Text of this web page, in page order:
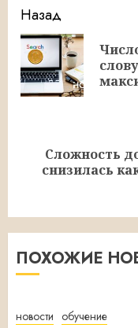
Продолжить
чтение
Назад
Следующая
Сложность
снизилась
ПОХОЖИЕ
новости обучение